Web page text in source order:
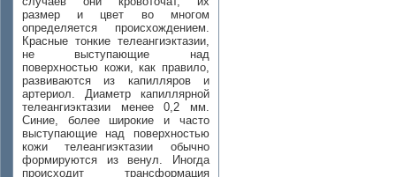
размер и цвет во многом
определяется происхождением.
Красные тонкие телеангиэктазии,
не выступающие над
поверхностью кожи, как правило,
развиваются из капилляров и
артериол. Диаметр капиллярной
телеангиэктазии менее 0,2 мм.
Синие, более широкие и часто
выступающие над поверхностью
кожи телеангиэктазии обычно
формируются из венул. Иногда
происходит трансформация